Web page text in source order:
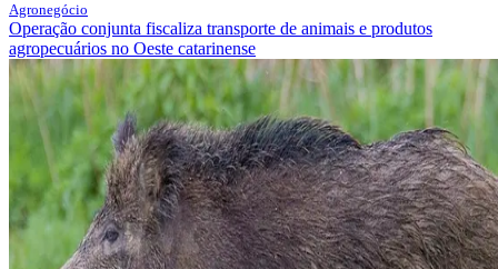
Agronegócio
Operação conjunta fiscaliza transporte de animais e produtos
agropecuários no Oeste catarinense